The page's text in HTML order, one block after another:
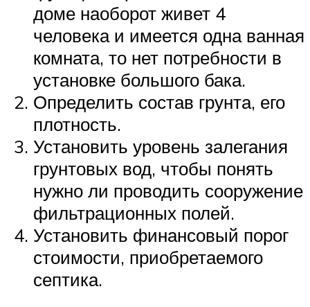
доме наоборот живет 4
человека и имеется одна ванная
комната, то нет потребности в
установке большого бака.
Определить состав грунта, его
плотность.
Установить уровень залегания
грунтовых вод, чтобы понять
нужно ли проводить сооружение
фильтрационных полей.
Установить финансовый порог
стоимости, приобретаемого
септика.